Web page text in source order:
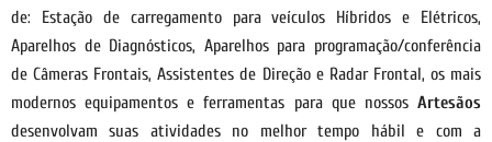
de: Estação de carregamento para veículos Híbridos e Elétricos,
Aparelhos de Diagnósticos, Aparelhos para programação/conferência
de Câmeras Frontais, Assistentes de Direção e Radar Frontal, os mais
modernos equipamentos e ferramentas para que nossos Artesãos
desenvolvam suas atividades no melhor tempo hábil e com a